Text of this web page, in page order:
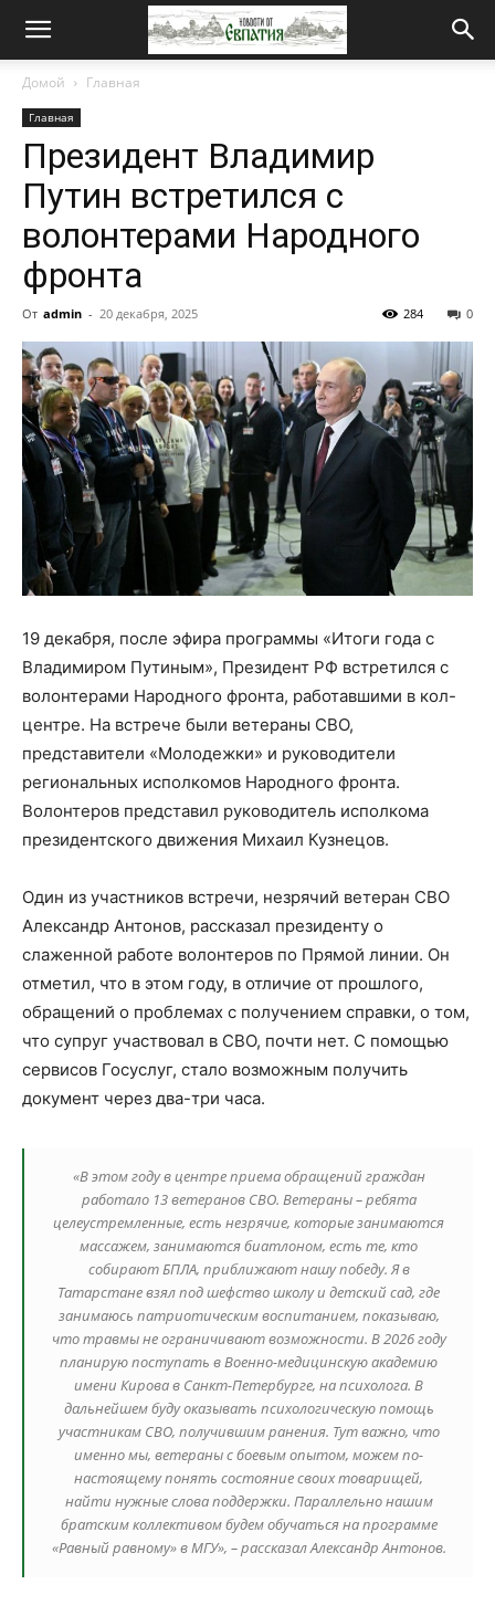
Новости
Евпатия
Домой Главная
Главная
Президент Владимир
Путин встретился с
волонтерами Народного
фронта
От admin - 20 декабря, 2025 0
284
19 декабря, после эфира программы «Итоги года с
Владимиром Путиным», Президент РФ встретился с
волонтерами Народного фронта, работавшими в кол-
центре. На встрече были ветераны СВО,
представители «Молодежки» и руководители
региональных исполкомов Народного фронта.
Волонтеров представил руководитель исполкома
президентского движения Михаил Кузнецов.
Один из участников встречи, незрячий ветеран СВО
Александр Антонов, рассказал президенту о
слаженной работе волонтеров по Прямой линии. Он
отметил, что в этом году, в отличие от прошлого,
обращений о проблемах с получением справки, о том,
что супруг участвовал в СВО, почти нет. С помощью
сервисов Госуслуг, стало возможным получить
документ через два-три часа.
«В этом году в центре приема обращений граждан
работало 13 ветеранов СВО. Ветераны – ребята
целеустремленные, есть незрячие, которые занимаются
массажем, занимаются биатлоном, есть те, кто
собирают БПЛА, приближают нашу победу. Я в
Татарстане взял под шефство школу и детский сад, где
занимаюсь патриотическим воспитанием, показываю,
что травмы не ограничивают возможности. В 2026 году
планирую поступать в Военно-медицинскую академию
имени Кирова в Санкт-Петербурге, на психолога. В
дальнейшем буду оказывать психологическую помощь
участникам СВО, получившим ранения. Тут важно, что
именно мы, ветераны с боевым опытом, можем по-
настоящему понять состояние своих товарищей,
найти нужные слова поддержки. Параллельно нашим
братским коллективом будем обучаться на программе
«Равный равному» в МГУ», – рассказал Александр Антонов.